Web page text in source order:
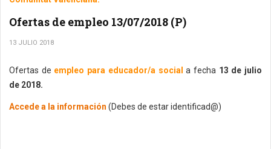
Ofertas de empleo 13/07/2018 (P)
13 JULIO 2018
Ofertas de empleo para educador/a social a fecha 13 de julio
de 2018.
Accede a la información (Debes de estar identificad@)